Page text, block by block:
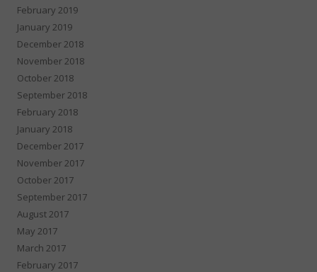
February 2019
January 2019
December 2018
November 2018
October 2018
September 2018
February 2018
January 2018
December 2017
November 2017
October 2017
September 2017
August 2017
May 2017
March 2017
February 2017